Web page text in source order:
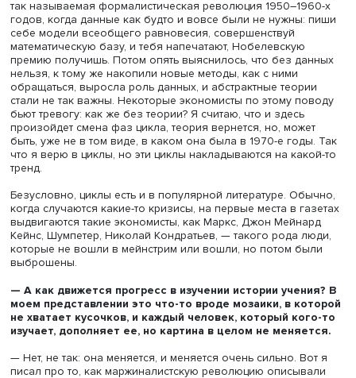
—Если рассматривать изменение мейнстрима в
экономической науке, оно больше похоже на
прямой или на циклы?
— На этот счет есть разные мнения. Есть точка зрения,
согласно которой существует некий прогресс в
может быть, не такой сильный, как в стоматологии, но
безусловно, есть. У современного экономиста гораздо
больше инструментов, чем у Адама Смита: он может не
рассуждать словами там, где можно подставить
всем все будет понятно. Но этот прогресс нелинейный.
какой-то момент классическая политическая экономия
Давида Рикардо, Джона Стюарта Милля перестала
удовлетворять людей. Возник перелом,
революция, потом кейнсианство. Затем, в 1970-х годах,
наступила неоклассическая контрреволюция.
Я вообще сторонник циклов. Свою научную
начинал в Институте мировой экономики и
отношений, в секторе экономического цикла, которым
руководил академик Револьд Михайлович Энтов. Мы
где: и в реальности, и в мысли. Иногда кажется, что